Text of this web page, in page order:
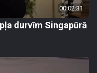
00:02:31
durvīm Singapūrā